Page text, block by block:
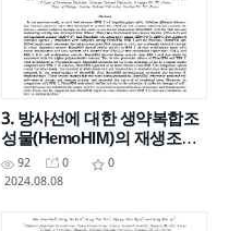
3. 방사선에 대한 생약복합조
성물(HemoHIM)의 재생조직
및 면역계 방호ㆍ회복촉진 효
과
92 0
0
2024.08.08